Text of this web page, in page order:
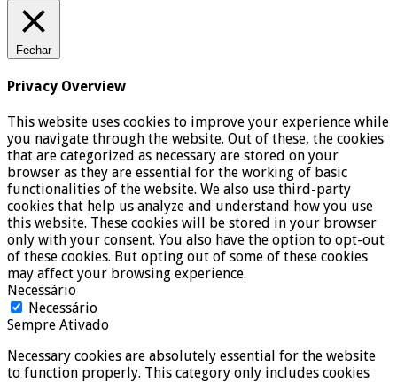
Fechar
Privacy Overview
This website uses cookies to improve your experience while
you navigate through the website. Out of these, the cookies
that are categorized as necessary are stored on your
browser as they are essential for the working of basic
functionalities of the website. We also use third-party
cookies that help us analyze and understand how you use
this website. These cookies will be stored in your browser
only with your consent. You also have the option to opt-out
of these cookies. But opting out of some of these cookies
may affect your browsing experience.
Necessário
Necessário
Sempre Ativado
Necessary cookies are absolutely essential for the website
to function properly. This category only includes cookies